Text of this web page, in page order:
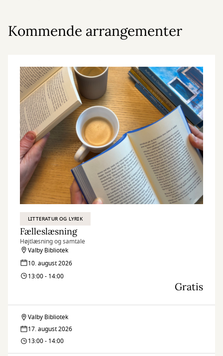
Kommende arrangementer
LITTERATUR OG LYRIK
Fælleslæsning
Højtlæsning og samtale
Valby Bibliotek
10. august 2026
13:00 - 14:00
Gratis
Fælleslæsning
Valby Bibliotek
17. august 2026
13:00 - 14:00